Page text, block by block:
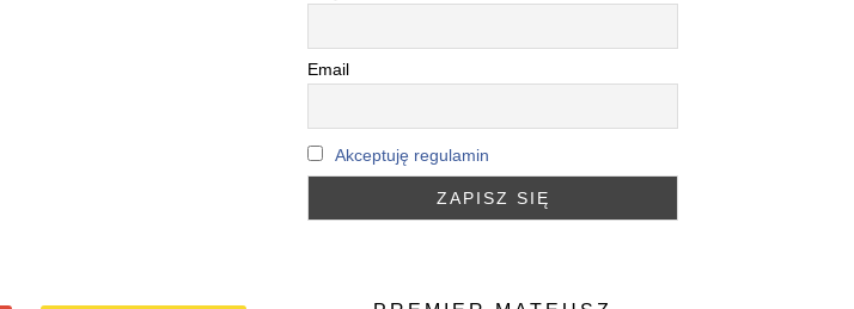
Email
Akceptuję regulamin